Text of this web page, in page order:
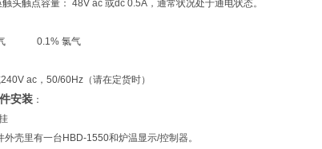
头触点容量： 48V ac 或dc 0.5A ，通常状况处于通电状态。
0.1% 氯气
240V ac ， 50/60Hz （请在定货时）
安装 ：
壳里有一台HBD-1550和炉温显示/控制器。